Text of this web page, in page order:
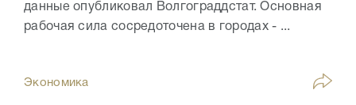
данные опубликовал Волгограддстат. Основная
рабочая сила сосредоточена в городах - ...
Экономика